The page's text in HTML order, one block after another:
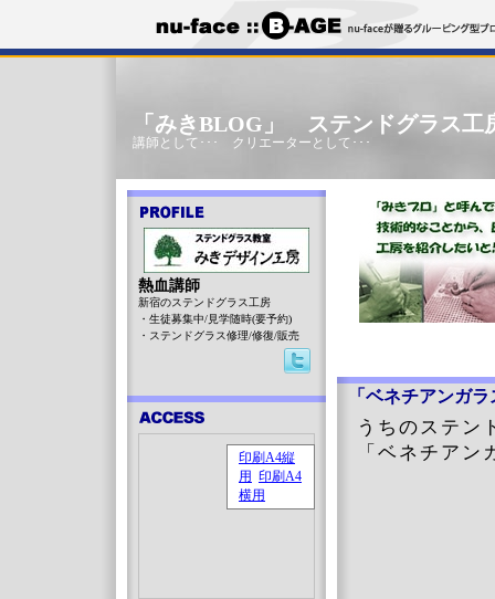
「みきBLOG」 ステンドグラス工
講師として･･･ クリエーターとして･･･
「ベネチアンガ
うちのステン
「ベネチア
熱血講師
新宿のステンドグラス工房
・生徒募集中/見学随時(要予約)
・ステンドグラス修理/修復/販売